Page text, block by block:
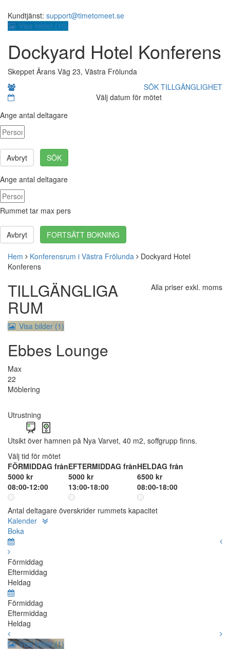
Kundtjänst: support@timetomeet.se
Visa bilder (10)
Dockyard Hotel Konferens
Skeppet Ärans Väg 23, Västra Frölunda
SÖK TILLGÄNGLIGHET
Välj datum för mötet
Ange antal deltagare
Avbryt SÖK
Ange antal deltagare
Rummet tar max pers
Avbryt FORTSÄTT BOKNING
Hem Konferensrum i Västra Frölunda
Dockyard Hotel
Konferens
Alla priser exkl. moms
TILLGÄNGLIGA
RUM
Visa bilder (1)
Ebbes Lounge
Max
22
Möblering
Utrustning
Utsikt över hamnen på Nya Varvet, 40 m2, soffgrupp finns.
Välj tid för mötet
FÖRMIDDAG från
5000 kr
08:00-12:00
EFTERMIDDAG från
5000 kr
13:00-18:00
HELDAG från
6500 kr
08:00-18:00
Antal deltagare överskrider rummets kapacitet
Kalender
Boka
Förmiddag
Eftermiddag
Heldag
Förmiddag
Eftermiddag
Heldag
Visa bilder (1)